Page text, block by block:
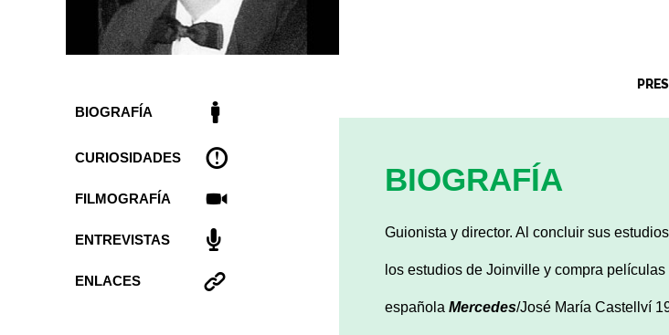
BIOGRAFÍA
CURIOSIDADES
FILMOGRAFÍA
ENTREVISTAS
ENLACES
BIOGRAFÍA
Guionista y director. Al concluir sus
los estudios de Joinville y compra
española Mercedes/José María Castellví